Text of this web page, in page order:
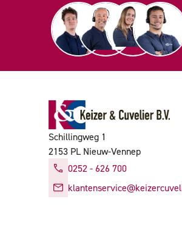
Schillingweg 1
2153 PL Nieuw-Vennep
0252 - 626 700